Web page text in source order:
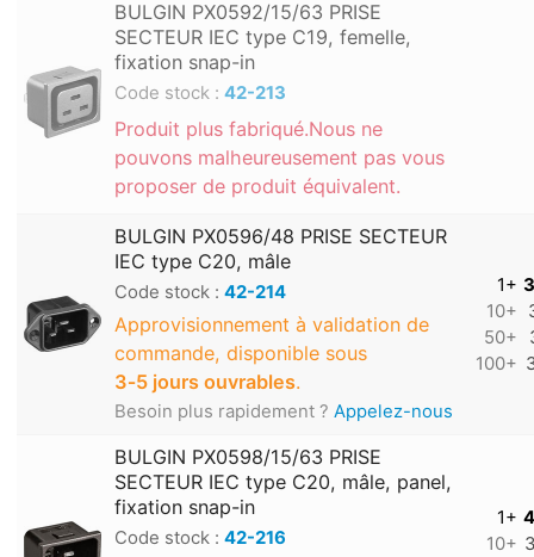
BULGIN PX0592/15/63 PRISE
SECTEUR IEC type C19, femelle,
fixation snap-in
Code stock : 42-213
Produit plus fabriqué.Nous ne
pouvons malheureusement pas vous
proposer de produit équivalent.
BULGIN PX0596/48 PRISE SECTEUR
IEC type C20, mâle
Code stock : 42-214
Approvisionnement à validation de
commande, disponible sous
3‑5 jours ouvrables.
Besoin plus rapidement ? Appelez-nous
1+
10+
50+
100+
BULGIN PX0598/15/63 PRISE
SECTEUR IEC type C20, mâle, panel,
fixation snap-in
Code stock : 42-216
1+
10+